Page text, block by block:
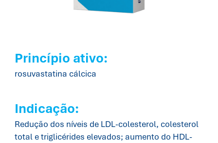
Princípio ativo:
rosuvastatina cálcica
Indicação:
Redução dos níveis de LDL-colesterol, colesterol
total e triglicérides elevados; aumento do HDL-